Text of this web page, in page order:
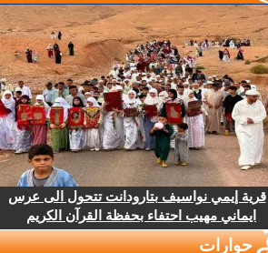
قرية إيمي نواسيف بتارودانت تتحول الى عرس
ايماني مهيب احتفاء بحفظة القرآن الكريم
حوارات